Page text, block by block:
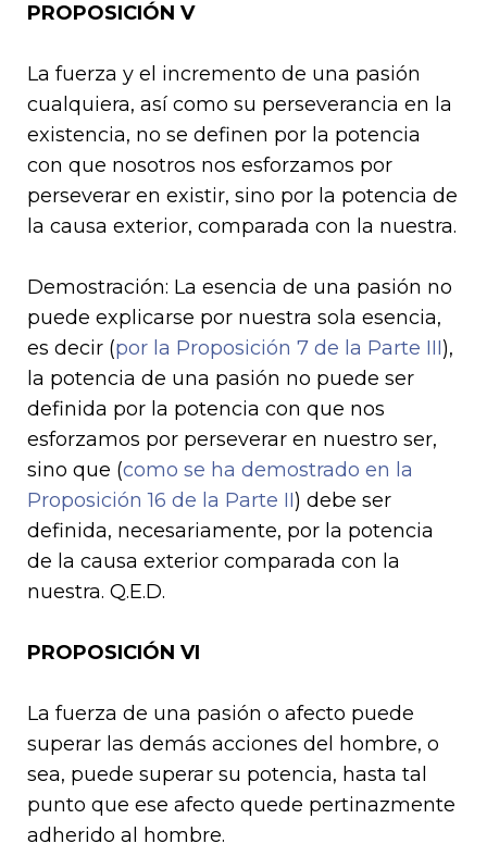
PROPOSICIÓN V
La fuerza y el incremento de una pasión
cualquiera, así como su perseverancia en la
existencia, no se definen por la potencia
con que nosotros nos esforzamos por
perseverar en existir, sino por la potencia de
la causa exterior, comparada con la nuestra.
Demostración: La esencia de una pasión no
puede explicar­se por nuestra sola esencia,
es decir (por la Proposición 7 de la Parte III),
la potencia de una pasión no puede ser
definida por la potencia con que nos
esforzamos por perseverar en nuestro ser,
sino que (como se ha demostrado en la
Proposición 16 de la Parte II) debe ser
definida, necesariamente, por la potencia
de la causa exterior comparada con la
nuestra. Q.E.D.
PROPOSICIÓN VI
La fuerza de una pasión o afecto puede
superar las demás acciones del hombre, o
sea, puede superar su potencia, hasta tal
punto que ese afecto quede pertinazmente
adherido al hombre.